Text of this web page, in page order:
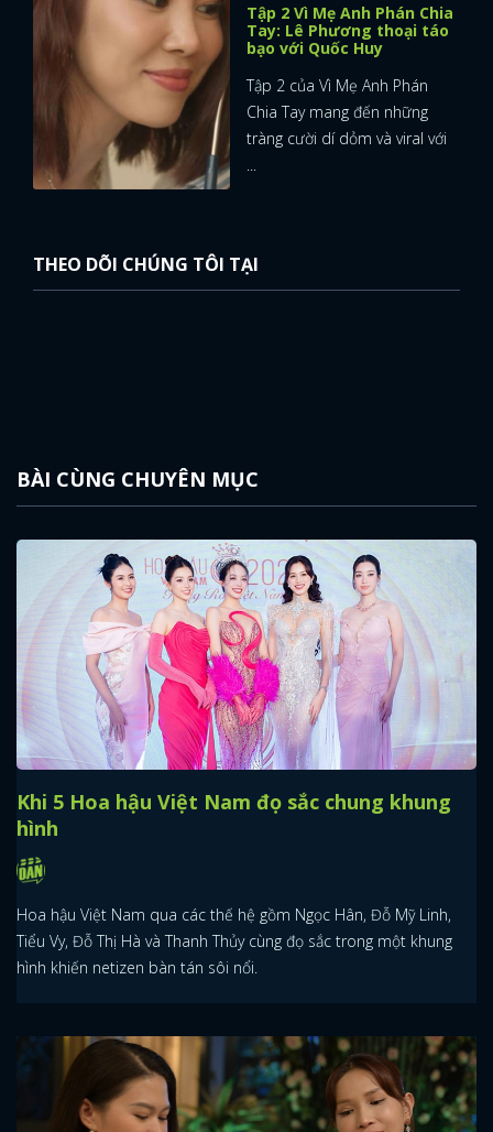
Tập 2 Vì Mẹ Anh Phán Chia
Tay: Lê Phương thoại táo
bạo với Quốc Huy
Tập 2 của Vì Mẹ Anh Phán
Chia Tay mang đến những
tràng cười dí dỏm và viral với
THEO DÕI CHÚNG TÔI TẠI
BÀI CÙNG CHUYÊN MỤC
Khi 5 Hoa hậu Việt Nam đọ sắc chung khung
hình
Hoa hậu Việt Nam qua các thế hệ gồm Ngọc Hân, Đỗ Mỹ Linh,
Tiểu Vy, Đỗ Thị Hà và Thanh Thủy cùng đọ sắc trong một khung
hình khiến netizen bàn tán sôi nổi.